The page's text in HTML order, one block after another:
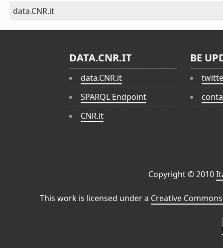
data.CNR.it
DATA.CNR.IT
data.CNR.it
SPARQL Endpoint
CNR.it
BE
Copyright © 2010
This work is licensed under a Creative